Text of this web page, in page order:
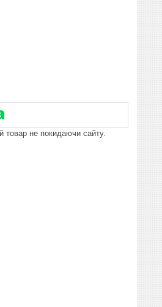
товар не покидаючи сайту.